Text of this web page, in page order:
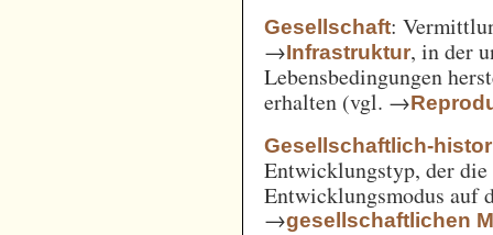
Gesellschaft:
→Infrastruktur, in der
Lebensbedingungen
erhalten (vgl. →
Gesellschaftlich-
Entwicklungstyp, der
Entwicklungsmodus auf
→gesellschaftlichen